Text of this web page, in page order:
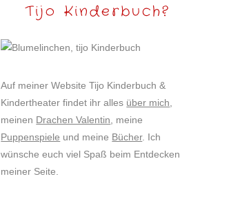
Tijo Kinderbuch?
Auf meiner Website Tijo Kinderbuch &
Kindertheater findet ihr alles über mich
meinen Drachen Valentin , meine
Puppenspiele und meine Bücher. Ich
wünsche euch viel Spaß beim Entdecken
meiner Seite.